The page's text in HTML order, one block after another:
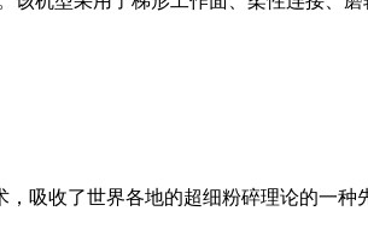
吸收了世界各地的超细粉碎理论的一